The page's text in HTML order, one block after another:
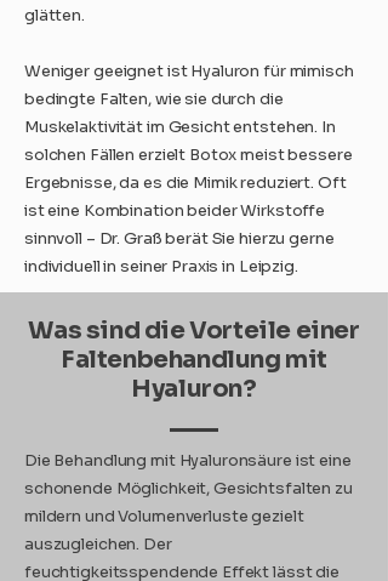
glätten.
Weniger geeignet ist Hyaluron für mimisch
bedingte Falten, wie sie durch die
Muskelaktivität im Gesicht entstehen. In
solchen Fällen erzielt Botox meist bessere
Ergebnisse, da es die Mimik reduziert. Oft
ist eine Kombination beider Wirkstoffe
sinnvoll – Dr. Graß berät Sie hierzu gerne
individuell in seiner Praxis in Leipzig.
Was sind die Vorteile einer
Faltenbehandlung mit
Hyaluron?
Die Behandlung mit Hyaluronsäure ist eine
schonende Möglichkeit, Gesichtsfalten zu
mildern und Volumenverluste gezielt
auszugleichen. Der
feuchtigkeitsspendende Effekt lässt die